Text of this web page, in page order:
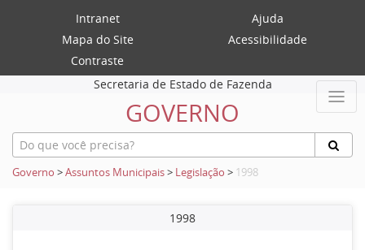
Intranet
Ajuda
Mapa do Site
Acessibilidade
Contraste
Secretaria de Estado de Fazenda
GOVERNO
Governo >Assuntos Municipais> Legislação > 1998
1998